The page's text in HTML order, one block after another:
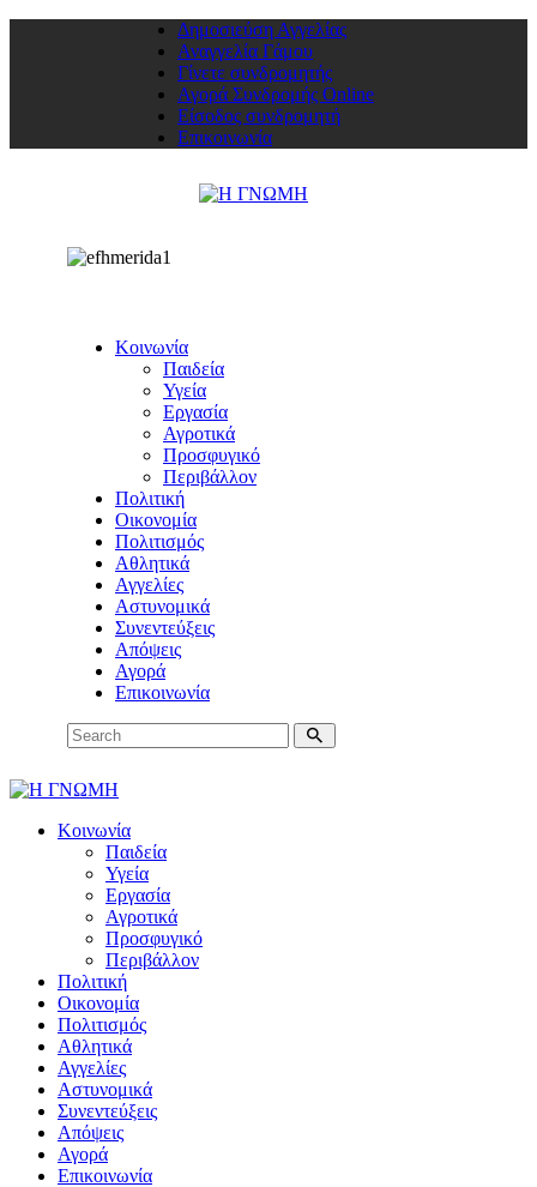
Δημοσιεύση Αγγελίας
Αναγγελία Γάμου
Γίνετε συνδρομητής
Αγορά Συνδρομής Online
Είσοδος συνδρομητή
Επικοινωνία
Κοινωνία
Παιδεία
Υγεία
Εργασία
Αγροτικά
Προσφυγικό
Περιβάλλον
Πολιτική
Οικονομία
Πολιτισμός
Αθλητικά
Αγγελίες
Αστυνομικά
Συνεντεύξεις
Απόψεις
Αγορά
Επικοινωνία
Κοινωνία
Παιδεία
Υγεία
Εργασία
Αγροτικά
Προσφυγικό
Περιβάλλον
Πολιτική
Οικονομία
Πολιτισμός
Αθλητικά
Αγγελίες
Αστυνομικά
Συνεντεύξεις
Απόψεις
Αγορά
Επικοινωνία